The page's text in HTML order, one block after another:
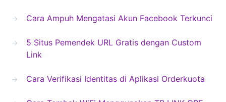
Cara Ampuh Mengatasi Akun Facebook Terkunci
5 Situs Pemendek URL Gratis dengan Custom
Link
Cara Verifikasi Identitas di Aplikasi Orderkuota